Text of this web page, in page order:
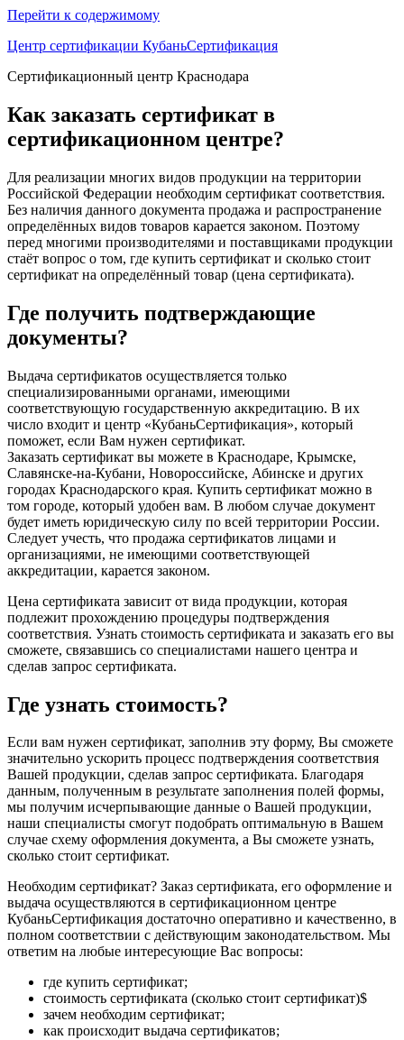
Перейти к содержимому
Центр сертификации КубаньСертификация
Сертификационный центр Краснодара
Как заказать сертификат в
сертификационном центре?
Для реализации многих видов продукции на территории
Российской Федерации необходим сертификат соответствия.
Без наличия данного документа продажа и распространение
определённых видов товаров карается законом. Поэтому
перед многими производителями и поставщиками продукции
стаёт вопрос о том, где купить сертификат и сколько стоит
сертификат на определённый товар (цена сертификата).
Где получить подтверждающие
документы?
Выдача сертификатов осуществляется только
специализированными органами, имеющими
соответствующую государственную аккредитацию. В их
число входит и центр «КубаньСертификация», который
поможет, если Вам нужен сертификат.
Заказать сертификат вы можете в Краснодаре, Крымске,
Славянске-на-Кубани, Новороссийске, Абинске и других
городах Краснодарского края. Купить сертификат можно в
том городе, который удобен вам. В любом случае документ
будет иметь юридическую силу по всей территории России.
Следует учесть, что продажа сертификатов лицами и
организациями, не имеющими соответствующей
аккредитации, карается законом.
Цена сертификата зависит от вида продукции, которая
подлежит прохождению процедуры подтверждения
соответствия. Узнать стоимость сертификата и заказать его вы
сможете, связавшись со специалистами нашего центра и
сделав запрос сертификата.
Где узнать стоимость?
Если вам нужен сертификат, заполнив эту форму, Вы сможете
значительно ускорить процесс подтверждения соответствия
Вашей продукции, сделав запрос сертификата. Благодаря
данным, полученным в результате заполнения полей формы,
мы получим исчерпывающие данные о Вашей продукции,
наши специалисты смогут подобрать оптимальную в Вашем
случае схему оформления документа, а Вы сможете узнать,
сколько стоит сертификат.
Необходим сертификат? Заказ сертификата, его оформление и
выдача осуществляются в сертификационном центре
КубаньСертификация достаточно оперативно и качественно, в
полном соответствии с действующим законодательством. Мы
ответим на любые интересующие Вас вопросы:
где купить сертификат;
стоимость сертификата (сколько стоит сертификат)$
зачем необходим сертификат;
как происходит выдача сертификатов;